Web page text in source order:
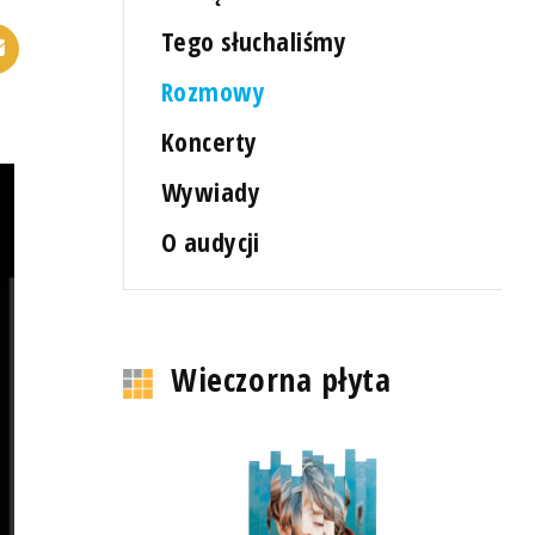
Tego słuchaliśmy
Rozmowy
Koncerty
Wywiady
O audycji
Wieczorna płyta